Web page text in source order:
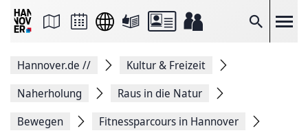
Suche
Seite
Facebook
teilen
Seitenlink
Hannover.de //
Kultur & Freizeit
Naherholung
Raus in die Natur
Bewegen
Fitness­parcours in Hannover